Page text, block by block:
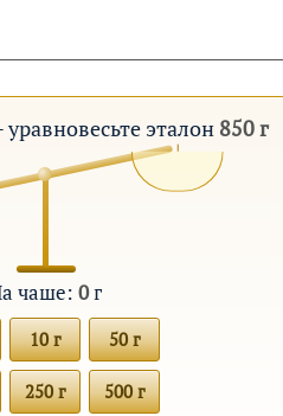
эталон 850 г
чаше: 0г
10 г 50 г
250 г 500 г